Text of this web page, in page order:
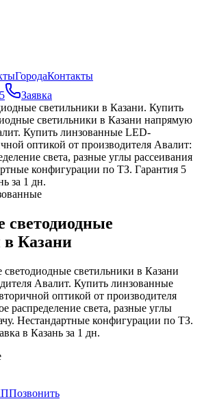
ГородаКонтакты
Заявка
светильники в Казани. Купить
светильники в Казани напрямую
Купить линзованные LED-
оптикой от производителя Авалит:
света, разные углы рассеивания
конфигурации по ТЗ. Гарантия 5
за 1 дн.
в Казани
светильники в Казани
Авалит. Купить линзованные
оптикой от производителя
распределение света, разные углы
Нестандартные конфигурации по ТЗ.
в Казань за 1 дн.
Позвонить